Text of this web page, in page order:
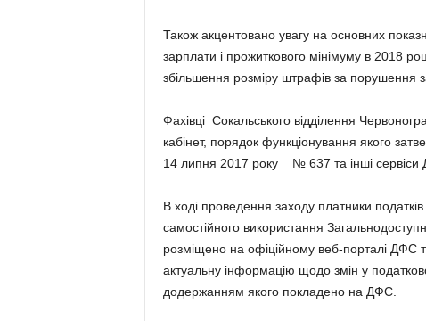
Також акцентовано увагу на основних
зарплати і прожиткового мінімуму в 2018
збільшення розміру штрафів за порушення
Фахівці Сокальського відділення
кабінет, порядок функціонування якого
14 липня 2017 року № 637 та інші сервіси
В ході проведення заходу платники
самостійного використання
розміщено на офіційному веб-порталі ДФС
актуальну інформацію щодо змін у
додержанням якого покладено на ДФС.